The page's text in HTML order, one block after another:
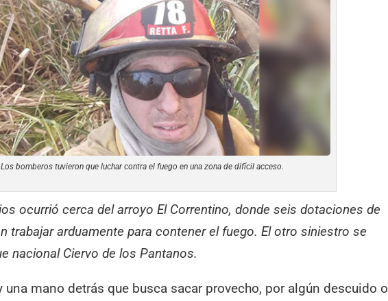
Los bomberos tuvieron que luchar contra el fuego en una zona de difícil acceso.
ocurrió cerca del arroyo El Correntino, donde seis dotaciones de
trabajar arduamente para contener el fuego. El otro siniestro se
nacional Ciervo de los Pantanos.
una mano detrás que busca sacar provecho, por algún descuido o